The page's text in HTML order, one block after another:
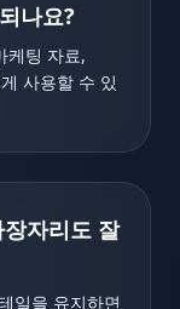
나요?
케팅 자료,
사용할 수 있
자리도 잘
일을 유지하면